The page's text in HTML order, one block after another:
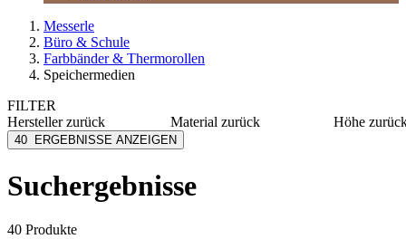
Messerle
Büro & Schule
Farbbänder & Thermorollen
Speichermedien
FILTER
Herstellerzurück
Arofol
Fujifilm
Goobay
mehr anzeigen
Material zurück
PVC
Höhe
40 ERGEBNISSE ANZEIGEN
Suchergebnisse
40 Produkte